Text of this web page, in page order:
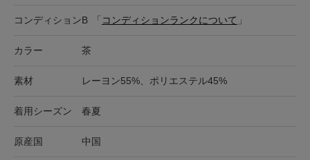
コンディションB 「 コンディションランクについて 」
カラー 茶
素材 レーヨン55%、ポリエステル45%
着用シーズン 春夏
原産国 中国